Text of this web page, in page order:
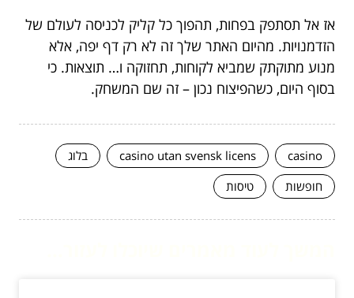
אז אל תסתפק בפחות, תהפוך כל קליק לכניסה לעולם של
הזדמנויות. מהיום האתר שלך זה לא רק דף יפה, אלא
מנוע מתוקתק שמביא לקוחות, תחזוקה ו… תוצאות. כי
בסוף היום, כשהפיצוח נכון – זה שם המשחק.
casino
casino utan svensk licens
בלוג
חופשות
טיסות